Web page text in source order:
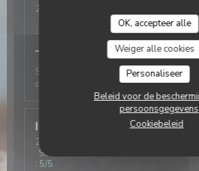
OK, accepteer alle
Weiger alle cookies
Personaliseer
Beleid voor de
persoonsgegevens
Cookiebeleid
2026-07-06
Atmosfeer :5/5 Keuken: 5
:
Service rapide et agréable, cuisine
d'habitude! Merci beaucoup
Isabelle
2026-06-29
Service
: 5/5